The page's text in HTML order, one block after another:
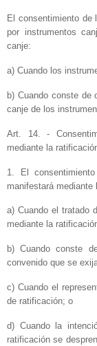
El consentimiento de
por instrumentos
canje:
a) Cuando los
b) Cuando conste de
canje de los
Art. 14. -
mediante la
1. El
manifestará mediante
a) Cuando el tratado
mediante la
b) Cuando conste
convenido que se
c) Cuando el
de ratificación; o
d) Cuando la
ratificación se